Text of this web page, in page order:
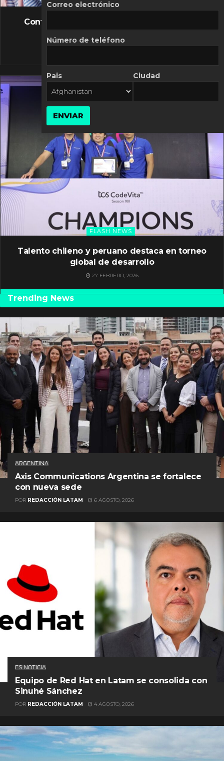
FLASH NEWS
Controversia de Mercado Libre por costos
10 MARZO, 2026
FLASH NEWS
Talento chileno y peruano destaca en torneo
global de desarrollo
27 FEBRERO, 2026
Trending News
ARGENTINA
Axis Communications Argentina se fortalece
con nueva sede
POR REDACCIÓN LATAM 6 AGOSTO, 2026
ES NOTICIA
Equipo de Red Hat en Latam se consolida con
Sinuhé Sánchez
POR REDACCIÓN LATAM 4 AGOSTO, 2026
Correo electrónico
Número de teléfono
Pais Ciudad
ENVIAR